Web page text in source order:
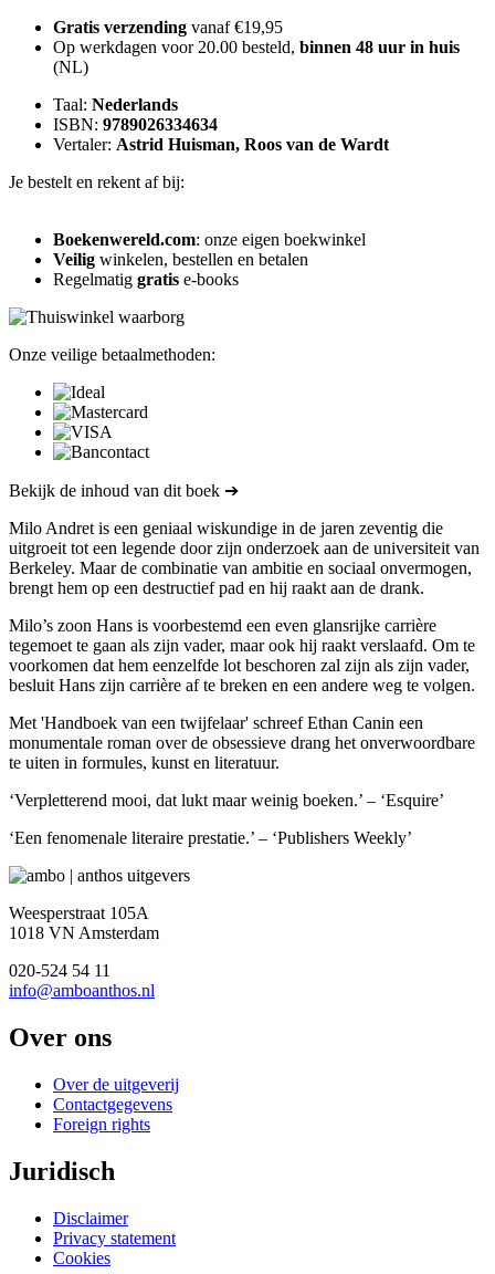
Gratis verzending vanaf €19,95
Op werkdagen voor 20.00 besteld, binnen 48 uur in huis
(NL)
Taal: Nederlands
ISBN: 9789026334634
Vertaler: Astrid Huisman, Roos van de Wardt
Je bestelt en rekent af bij:
Boekenwereld.com: onze eigen boekwinkel
Veilig winkelen, bestellen en betalen
Regelmatig gratis e-books
Onze veilige betaalmethoden:
Bekijk de inhoud van dit boek ➔
Milo Andret is een geniaal wiskundige in de jaren zeventig die
uitgroeit tot een legende door zijn onderzoek aan de universiteit van
Berkeley. Maar de combinatie van ambitie en sociaal onvermogen,
brengt hem op een destructief pad en hij raakt aan de drank.
Milo’s zoon Hans is voorbestemd een even glansrijke carrière
tegemoet te gaan als zijn vader, maar ook hij raakt verslaafd. Om te
voorkomen dat hem eenzelfde lot beschoren zal zijn als zijn vader,
besluit Hans zijn carrière af te breken en een andere weg te volgen.
Met 'Handboek van een twijfelaar' schreef Ethan Canin een
monumentale roman over de obsessieve drang het onverwoordbare
te uiten in formules, kunst en literatuur.
‘Verpletterend mooi, dat lukt maar weinig boeken.’ – ‘Esquire’
‘Een fenomenale literaire prestatie.’ – ‘Publishers Weekly’
Weesperstraat 105A
1018 VN Amsterdam
020-524 54 11
info@amboanthos.nl
Over ons
Over de uitgeverij
Contactgegevens
Foreign rights
Juridisch
Disclaimer
Privacy statement
Cookies